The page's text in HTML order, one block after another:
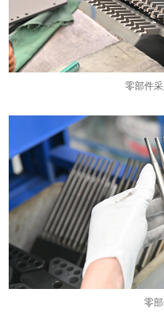
零部件
零